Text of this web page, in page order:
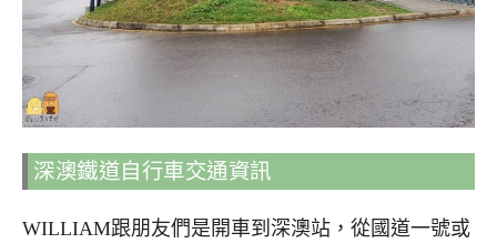
深澳鐵道自行車交通資訊
WILLIAM跟朋友們是開車到深澳站，從國道一號或